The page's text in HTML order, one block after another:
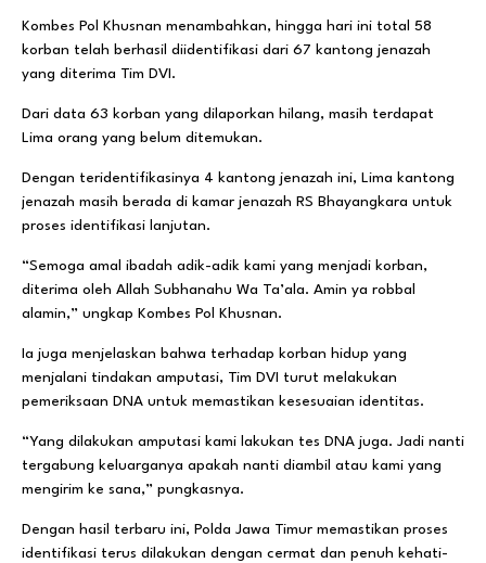
Kombes Pol Khusnan menambahkan, hingga hari ini total 58
korban telah berhasil diidentifikasi dari 67 kantong jenazah
yang diterima Tim DVI.
Dari data 63 korban yang dilaporkan hilang, masih terdapat
Lima orang yang belum ditemukan.
Dengan teridentifikasinya 4 kantong jenazah ini, Lima kantong
jenazah masih berada di kamar jenazah RS Bhayangkara untuk
proses identifikasi lanjutan.
“Semoga amal ibadah adik-adik kami yang menjadi korban,
diterima oleh Allah Subhanahu Wa Ta’ala. Amin ya robbal
alamin,” ungkap Kombes Pol Khusnan.
Ia juga menjelaskan bahwa terhadap korban hidup yang
menjalani tindakan amputasi, Tim DVI turut melakukan
pemeriksaan DNA untuk memastikan kesesuaian identitas.
“Yang dilakukan amputasi kami lakukan tes DNA juga. Jadi nanti
tergabung keluarganya apakah nanti diambil atau kami yang
mengirim ke sana,” pungkasnya.
Dengan hasil terbaru ini, Polda Jawa Timur memastikan proses
identifikasi terus dilakukan dengan cermat dan penuh kehati-